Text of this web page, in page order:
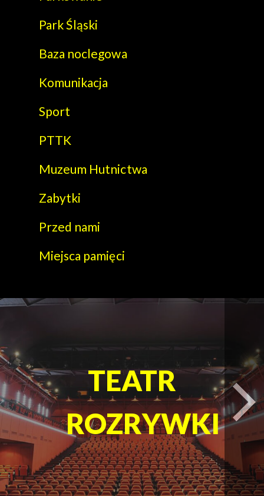
Park Śląski
Baza noclegowa
Komunikacja
Sport
PTTK
Muzeum Hutnictwa
Zabytki
Przed nami
Miejsca pamięci
TEATR
ROZRYWKI